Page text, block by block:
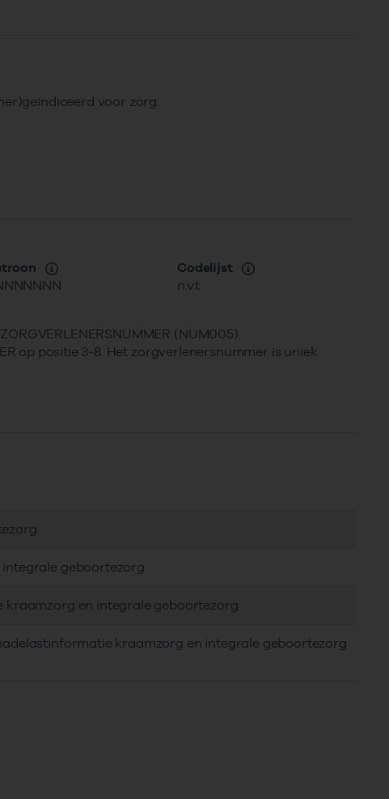
voor zorg.
Codelijst
n.v.t.
(NUM005).
op positie 3-8. Het zorgverlenersnummer is uniek
geboortezorg
en integrale geboortezorg
kraamzorg en integrale geboortezorg